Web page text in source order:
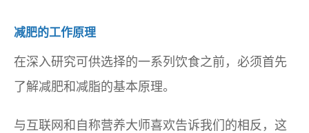
减肥的工作原理
在深入研究可供选择的一系列饮食之前，必须首先
了解减肥和减脂的基本原理。
与互联网和自称营养大师喜欢告诉我们的相反，这